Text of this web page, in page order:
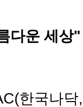
다운 세상
한국나